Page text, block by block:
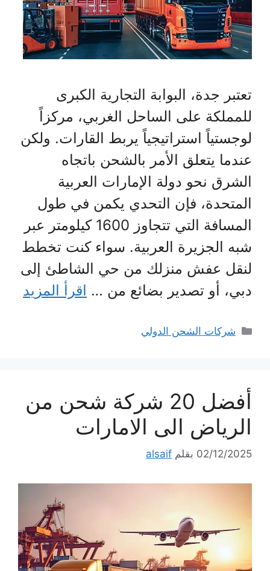
تعتبر جدة، البوابة التجارية الكبرى
للمملكة على الساحل الغربي، مركزاً
لوجستياً استراتيجياً يربط القارات. ولكن
عندما يتعلق الأمر بالشحن باتجاه
الشرق نحو دولة الإمارات العربية
المتحدة، فإن التحدي يكمن في طول
المسافة التي تتجاوز 1600 كيلومتر عبر
شبه الجزيرة العربية. سواء كنت تخطط
لنقل عفش منزلك من حي الشاطئ إلى
دبي، أو تصدير بضائع من … اقرأ المزيد
التصنيفات
شركات الشحن الدولي
أفضل 20 شركة شحن من
الرياض الى الامارات
02/12/2025 بقلم alsaif